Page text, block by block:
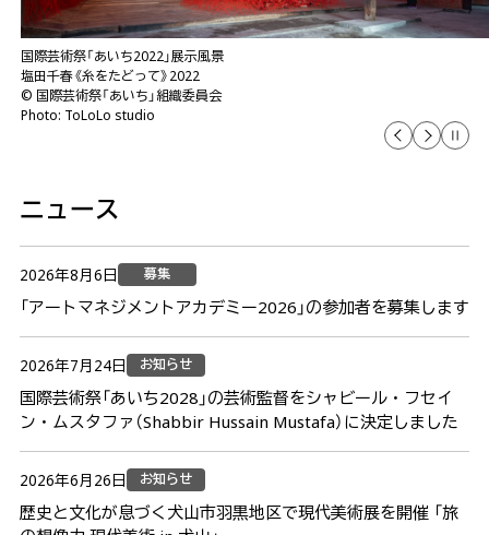
あいち2022
あいちトリエンナーレ2019
あいちトリエンナーレ2016
組織委員会からのお知らせ
ご寄付
プレス
プレスリリース一覧
取材申込フォーム
国際芸術祭「あいち2025」展示風景
ムルヤナ《海流と開花のあいだ》2019-
Photo: ToLoLo studio
国際芸術祭「あいち2022」展示風景
塩田千春《糸をたどって》2022
©︎ 国際芸術祭「あいち」組織委員会
Photo: ToLoLo studio
ニュース
2026年8月6日 募集
「アートマネジメントアカデミー2026」の参加者を募集します
2026年7月24日 お知らせ
国際芸術祭「あいち2028」の芸術監督をシャビール・フセイ
ン・ムスタファ（Shabbir Hussain Mustafa）に決定しました
2026年6月26日 お知らせ
歴史と文化が息づく犬山市羽黒地区で現代美術展を開催 「旅